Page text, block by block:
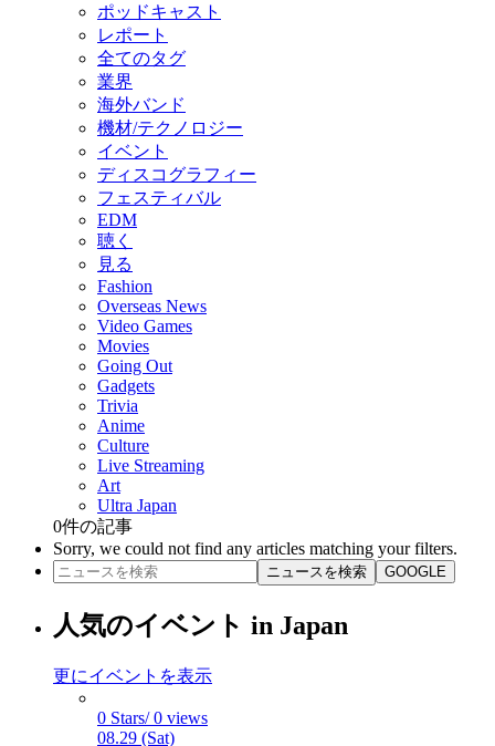
ポッドキャスト
レポート
全てのタグ
業界
海外バンド
機材/テクノロジー
イベント
ディスコグラフィー
フェスティバル
EDM
聴く
見る
Fashion
Overseas News
Video Games
Movies
Going Out
Gadgets
Trivia
Anime
Culture
Live Streaming
Art
Ultra Japan
0件の記事
Sorry, we could not find any articles matching your filters.
ニュースを検索 GOOGLE
人気のイベント in Japan
更にイベントを表示
0 Stars/ 0 views
08.29 (Sat)